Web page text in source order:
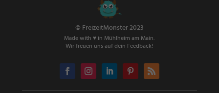
© FreizeitMonster 2023
Made with ♥ in Mühlheim am Main.
Wir freuen uns auf dein Feedback!